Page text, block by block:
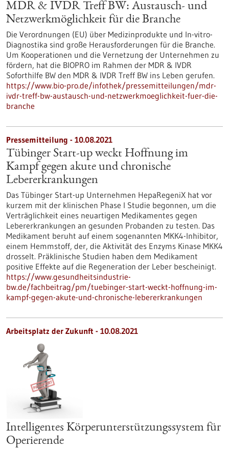
MDR & IVDR Treff BW: Austausch- und
Netzwerkmöglichkeit für die Branche
Die Verordnungen (EU) über Medizinprodukte und In-vitro-
Diagnostika sind große Herausforderungen für die Branche.
Um Kooperationen und die Vernetzung der Unternehmen zu
fördern, hat die BIOPRO im Rahmen der MDR & IVDR
Soforthilfe BW den MDR & IVDR Treff BW ins Leben gerufen.
https://www.bio-pro.de/infothek/pressemitteilungen/mdr-
ivdr-treff-bw-austausch-und-netzwerkmoeglichkeit-fuer-die-
branche
Pressemitteilung - 10.08.2021
Tübinger Start-up weckt Hoffnung im
Kampf gegen akute und chronische
Lebererkrankungen
Das Tübinger Start-up Unternehmen HepaRegeniX hat vor
kurzem mit der klinischen Phase I Studie begonnen, um die
Verträglichkeit eines neuartigen Medikamentes gegen
Lebererkrankungen an gesunden Probanden zu testen. Das
Medikament beruht auf einem sogenannten MKK4-Inhibitor,
einem Hemmstoff, der, die Aktivität des Enzyms Kinase MKK4
drosselt. Präklinische Studien haben dem Medikament
positive Effekte auf die Regeneration der Leber bescheinigt.
https://www.gesundheitsindustrie-
bw.de/fachbeitrag/pm/tuebinger-start-weckt-hoffnung-im-
kampf-gegen-akute-und-chronische-lebererkrankungen
Arbeitsplatz der Zukunft - 10.08.2021
Intelligentes Körperunterstützungssystem für
Operierende